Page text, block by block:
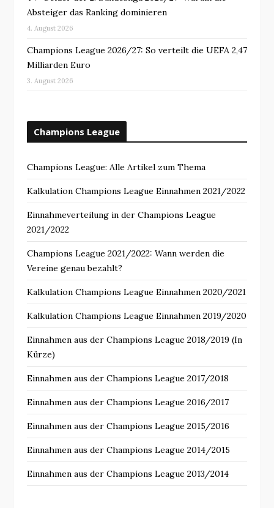
Absteiger das Ranking dominieren
4. August 2026
Champions League 2026/27: So verteilt die UEFA 2,47
Milliarden Euro
3. August 2026
Champions League
Champions League: Alle Artikel zum Thema
Kalkulation Champions League Einnahmen 2021/2022
Einnahmeverteilung in der Champions League
2021/2022
Champions League 2021/2022: Wann werden die
Vereine genau bezahlt?
Kalkulation Champions League Einnahmen 2020/2021
Kalkulation Champions League Einnahmen 2019/2020
Einnahmen aus der Champions League 2018/2019 (In
Kürze)
Einnahmen aus der Champions League 2017/2018
Einnahmen aus der Champions League 2016/2017
Einnahmen aus der Champions League 2015/2016
Einnahmen aus der Champions League 2014/2015
Einnahmen aus der Champions League 2013/2014